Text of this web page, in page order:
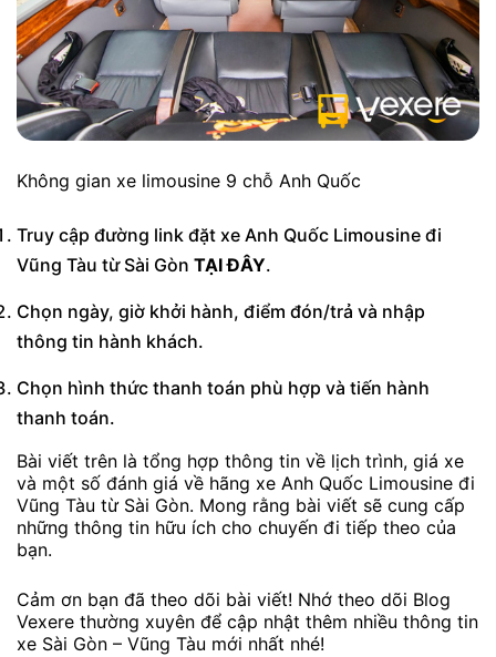
Không gian xe limousine 9 chỗ Anh Quốc
Truy cập đường link đặt xe Anh Quốc Limousine đi
Vũng Tàu từ Sài Gòn TẠI ĐÂY.
Chọn ngày, giờ khởi hành, điểm đón/trả và nhập
thông tin hành khách.
Chọn hình thức thanh toán phù hợp và tiến hành
thanh toán.
Bài viết trên là tổng hợp thông tin về lịch trình, giá xe
và một số đánh giá về hãng xe Anh Quốc Limousine đi
Vũng Tàu từ Sài Gòn. Mong rằng bài viết sẽ cung cấp
những thông tin hữu ích cho chuyến đi tiếp theo của
bạn.
Cảm ơn bạn đã theo dõi bài viết! Nhớ theo dõi Blog
Vexere thường xuyên để cập nhật thêm nhiều thông tin
xe Sài Gòn – Vũng Tàu mới nhất nhé!